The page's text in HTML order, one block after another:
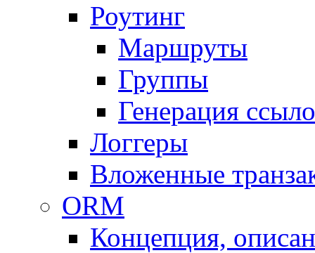
Роутинг
Маршруты
Группы
Генерация
Логгеры
Вложенные
ORM
Концепция,